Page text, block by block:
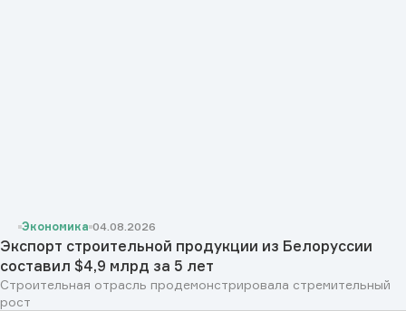
Экономика 04.08.2026
Экспорт строительной продукции из Белоруссии
составил $4,9 млрд за 5 лет
Строительная отрасль продемонстрировала стремительный
рост